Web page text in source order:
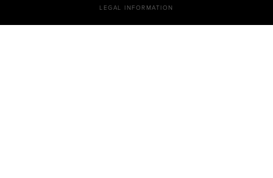
LEGAL INFORMATION